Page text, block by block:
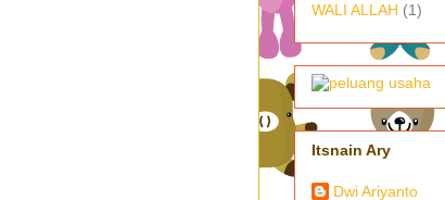
WALI ALLAH (1)
Itsnain Ary
Dwi Ariyanto